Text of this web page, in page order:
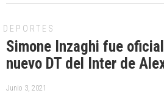
DEPORTES
Simone Inzaghi fue
nuevo DT del Inter de
Junio 3, 2021